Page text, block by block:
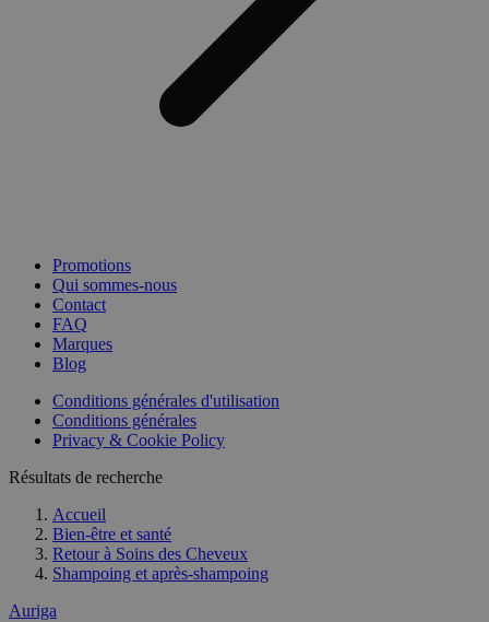
Promotions
Qui sommes-nous
Contact
FAQ
Marques
Blog
Conditions générales d'utilisation
Conditions générales
Privacy & Cookie Policy
Résultats de recherche
Accueil
Bien-être et santé
Retour à Soins des Cheveux
Shampoing et après-shampoing
Auriga